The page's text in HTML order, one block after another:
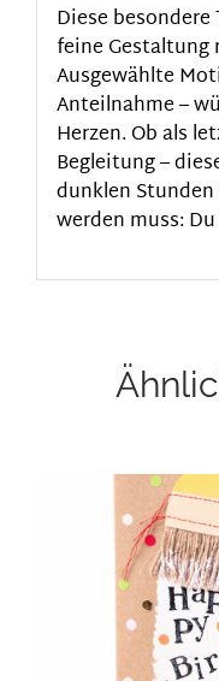
Diese
feine
Ausgewählte
Anteilnahme –
Herzen. Ob als
Begleitung –
dunklen
werden muss: